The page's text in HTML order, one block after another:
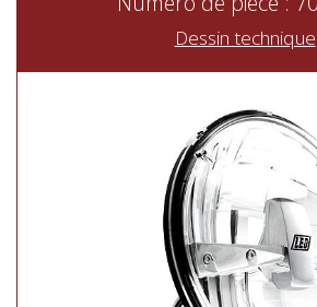
Dessin technique